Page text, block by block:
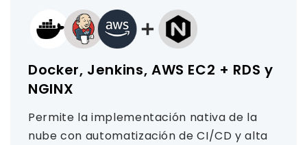
Docker, Jenkins, AWS EC2 + RDS y
NGINX
Permite la implementación nativa de la
nube con automatización de CI/CD y alta